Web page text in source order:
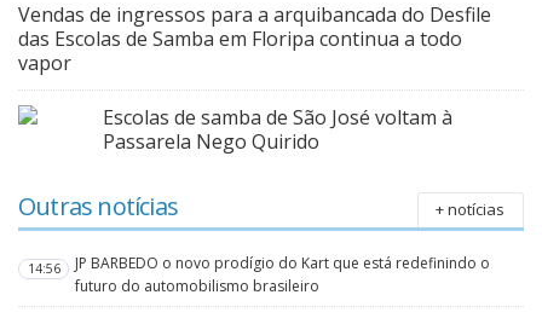
Vendas de ingressos para a arquibancada do Desfile
das Escolas de Samba em Floripa continua a todo
vapor
Escolas de samba de São José voltam à
Passarela Nego Quirido
Outras notícias + notícias
14:56
JP BARBEDO o novo prodígio do Kart que está redefinindo o
futuro do automobilismo brasileiro